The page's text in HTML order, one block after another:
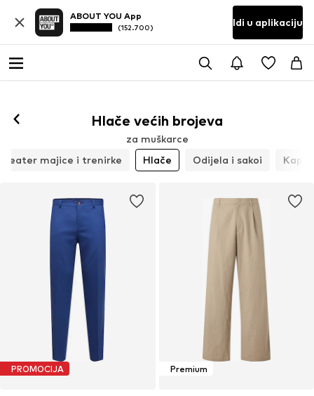
ABOUT YOU App
(152.700) Idi u aplikaciju
Hlače većih brojeva
za muškarce
majice i trenirke
Hlače Odijela i sakoi
PROMOCIJA Premium